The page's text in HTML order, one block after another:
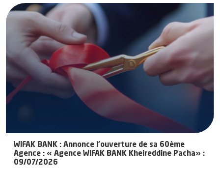
WIFAK BANK : Annonce l’ouverture de sa 60ème
Agence : « Agence WIFAK BANK Kheireddine Pacha» :
09/07/2026